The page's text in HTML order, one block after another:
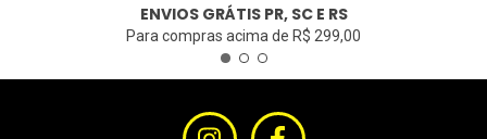
ENVIOS GRÁTIS PR, SC E RS
Para compras acima de R$ 299,00